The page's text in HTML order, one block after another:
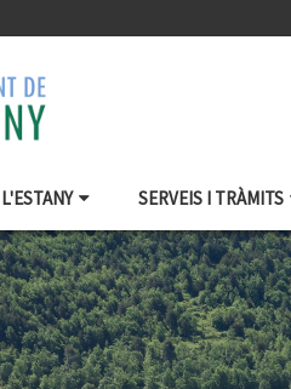
L'ESTANY SERVEIS I TRÀMITS